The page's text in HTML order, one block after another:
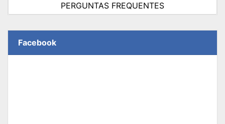
PERGUNTAS FREQUENTES
Facebook